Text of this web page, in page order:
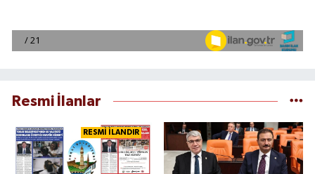
Resmi İlanlar
RESMİ İLANDIR